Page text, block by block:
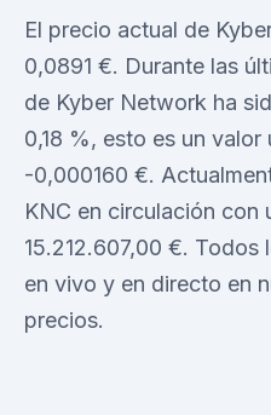
El precio actual de
0,0891 €. Durante las
de Kyber Network ha
0,18 %, esto es un
-0,000160 €.
KNC en circulación con
15.212.607,00 €. Todos
en vivo y en directo en
precios.